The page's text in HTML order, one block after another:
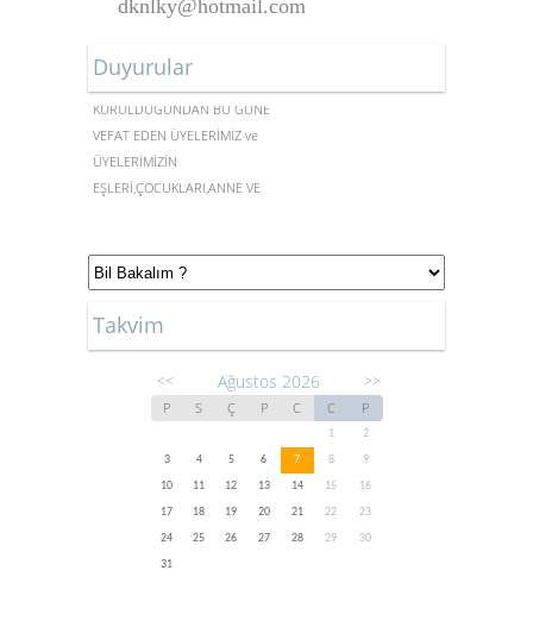
dknlky@hotmail.com
Duyurular
DERNEĞİMİZ
KURULDUĞUNDAN BU GÜNE
VEFAT EDEN ÜYELERİMİZ ve
ÜYELERİMİZİN
EŞLERİ,ÇOCUKLARI,ANNE VE
Takvim
<< Ağustos 2026 >>
P S Ç P C C P
1
2
3
4 5 6 7 8
9
10
11 12 13 14 15
16
17
18 19 20 21 22
23
24
25 26 27 28 29
30
31